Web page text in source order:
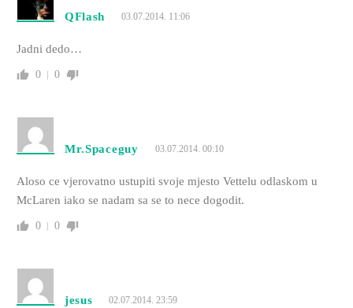
QFlash 03.07.2014. 11:06
Jadni dedo…
0 0
Mr.Spaceguy 03.07.2014. 00:10
Aloso ce vjerovatno ustupiti svoje mjesto Vettelu odlaskom u
McLaren iako se nadam sa se to nece dogodit.
0 0
jesus 02.07.2014. 23:59